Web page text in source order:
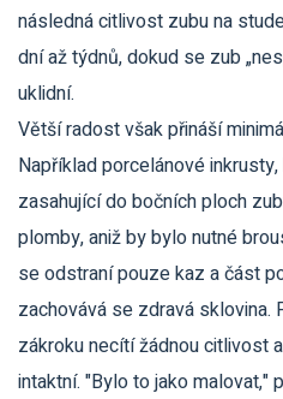
následná citlivost zubu na
dní až týdnů, dokud se zub
uklidní.
Větší radost však přináší
Napříkladporcelánové inkrusty
zasahující do bočních ploch
plomby, aniž by bylo nutné
se odstraní pouze kaz a část
zachovává se zdravá sklovina.
zákroku necítí žádnou citlivost
intaktní. "Bylo to jako malovat,"